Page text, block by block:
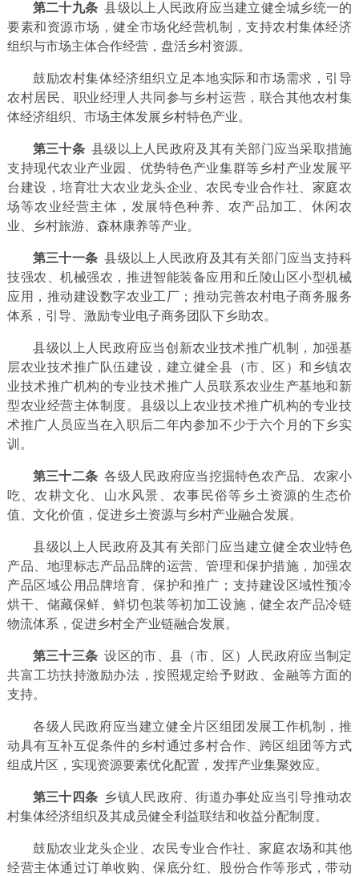
第二十九条县级以上人民政府应当建立健全城乡统一的
要素和资源市场，健全市场化经营机制，支持农村集体经济
组织与市场主体合作经营，盘活乡村资源。
鼓励农村集体经济组织立足本地实际和市场需求，引导
农村居民、职业经理人共同参与乡村运营，联合其他农村集
体经济组织、市场主体发展乡村特色产业。
第三十条 县级以上人民政府及其有关部门应当采取措施
支持现代农业产业园、优势特色产业集群等乡村产业发展平
台建设，培育壮大农业龙头企业、农民专业合作社、家庭农
场等农业经营主体，发展特色种养、农产品加工、休闲农
业、乡村旅游、森林康养等产业。
第三十一条县级以上人民政府及其有关部门应当支持科
技强农、机械强农，推进智能装备应用和丘陵山区小型机械
应用，推动建设数字农业工厂；推动完善农村电子商务服务
体系，引导、激励专业电子商务团队下乡助农。
县级以上人民政府应当创新农业技术推广机制，加强基
层农业技术推广队伍建设，建立健全县（市、区）和乡镇农
业技术推广机构的专业技术推广人员联系农业生产基地和新
型农业经营主体制度。县级以上农业技术推广机构的专业技
术推广人员应当在入职后二年内参加不少于六个月的下乡实
训。
第三十二条各级人民政府应当挖掘特色农产品、农家小
吃、农耕文化、山水风景、农事民俗等乡土资源的生态价
值、文化价值，促进乡土资源与乡村产业融合发展。
县级以上人民政府及其有关部门应当建立健全农业特色
产品、地理标志产品品牌的运营、管理和保护措施，加强农
产品区域公用品牌培育、保护和推广；支持建设区域性预冷
烘干、储藏保鲜、鲜切包装等初加工设施，健全农产品冷链
物流体系，促进乡村全产业链融合发展。
第三十三条设区的市、县（市、区）人民政府应当制定
共富工坊扶持激励办法，按照规定给予财政、金融等方面的
支持。
各级人民政府应当建立健全片区组团发展工作机制，推
动具有互补互促条件的乡村通过多村合作、跨区组团等方式
组成片区，实现资源要素优化配置，发挥产业集聚效应。
第三十四条 乡镇人民政府、街道办事处应当引导推动农
村集体经济组织及其成员健全利益联结和收益分配制度。
鼓励农业龙头企业、农民专业合作社、家庭农场和其他
经营主体通过订单收购、保底分红、股份合作等形式，带动